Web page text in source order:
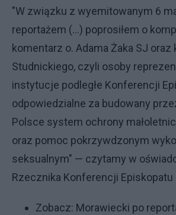
"W związku z wyemitowanym 6
reportażem (...) poprosiłem o
komentarz o. Adama Żaka SJ oraz
Studnickiego, czyli osoby
instytucje podległe Konferencji
odpowiedzialne za budowany
Polsce system ochrony
oraz pomoc pokrzywdzonym
seksualnym" — czytamy w
Rzecznika Konferencji Episkopatu
Zobacz: Morawiecki po